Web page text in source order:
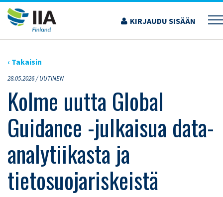
Siirry
sisältöön
KIRJAUDU SISÄÄN
›ARTIKKELIT›KOLME UUTTA GLOBAL GUIDANCE -JULKAISUA DATA-
ANALYTIIKASTA JA TIETOSUOJARISKEISTÄ
‹ Takaisin
28.05.2026 /UUTINEN
Kolme uutta Global
Guidance -julkaisua data-
analytiikasta ja
tietosuojariskeistä